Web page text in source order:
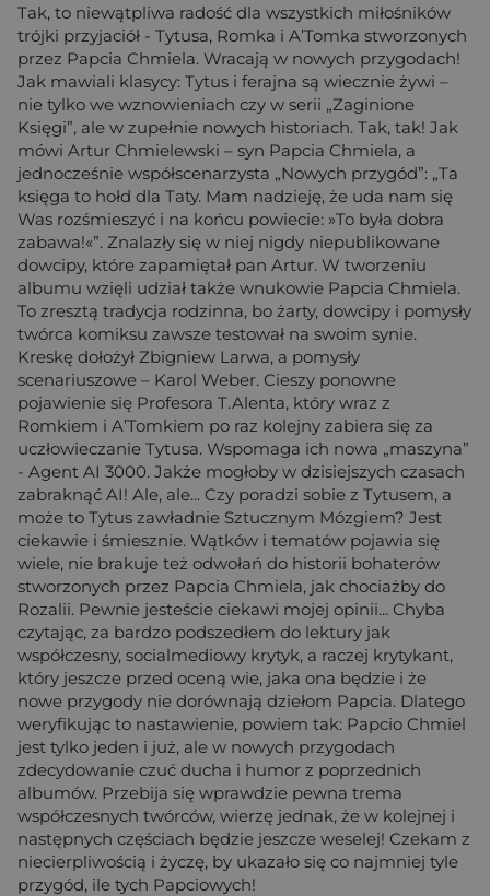
Tak, to niewątpliwa radość dla wszystkich miłośników
trójki przyjaciół - Tytusa, Romka i A’Tomka stworzonych
przez Papcia Chmiela. Wracają w nowych przygodach!
Jak mawiali klasycy: Tytus i ferajna są wiecznie żywi –
nie tylko we wznowieniach czy w serii „Zaginione
Księgi”, ale w zupełnie nowych historiach. Tak, tak! Jak
mówi Artur Chmielewski – syn Papcia Chmiela, a
jednocześnie współscenarzysta „Nowych przygód”: „Ta
księga to hołd dla Taty. Mam nadzieję, że uda nam się
Was rozśmieszyć i na końcu powiecie: »To była dobra
zabawa!«”. Znalazły się w niej nigdy niepublikowane
dowcipy, które zapamiętał pan Artur. W tworzeniu
albumu wzięli udział także wnukowie Papcia Chmiela.
To zresztą tradycja rodzinna, bo żarty, dowcipy i pomysły
twórca komiksu zawsze testował na swoim synie.
Kreskę dołożył Zbigniew Larwa, a pomysły
scenariuszowe – Karol Weber. Cieszy ponowne
pojawienie się Profesora T.Alenta, który wraz z
Romkiem i A’Tomkiem po raz kolejny zabiera się za
uczłowieczanie Tytusa. Wspomaga ich nowa „maszyna”
- Agent AI 3000. Jakże mogłoby w dzisiejszych czasach
zabraknąć AI! Ale, ale... Czy poradzi sobie z Tytusem, a
może to Tytus zawładnie Sztucznym Mózgiem? Jest
ciekawie i śmiesznie. Wątków i tematów pojawia się
wiele, nie brakuje też odwołań do historii bohaterów
stworzonych przez Papcia Chmiela, jak chociażby do
Rozalii. Pewnie jesteście ciekawi mojej opinii... Chyba
czytając, za bardzo podszedłem do lektury jak
współczesny, socialmediowy krytyk, a raczej krytykant,
który jeszcze przed oceną wie, jaka ona będzie i że
nowe przygody nie dorównają dziełom Papcia. Dlatego
weryfikując to nastawienie, powiem tak: Papcio Chmiel
jest tylko jeden i już, ale w nowych przygodach
zdecydowanie czuć ducha i humor z poprzednich
albumów. Przebija się wprawdzie pewna trema
współczesnych twórców, wierzę jednak, że w kolejnej i
następnych częściach będzie jeszcze weselej! Czekam z
niecierpliwością i życzę, by ukazało się co najmniej tyle
przygód, ile tych Papciowych!